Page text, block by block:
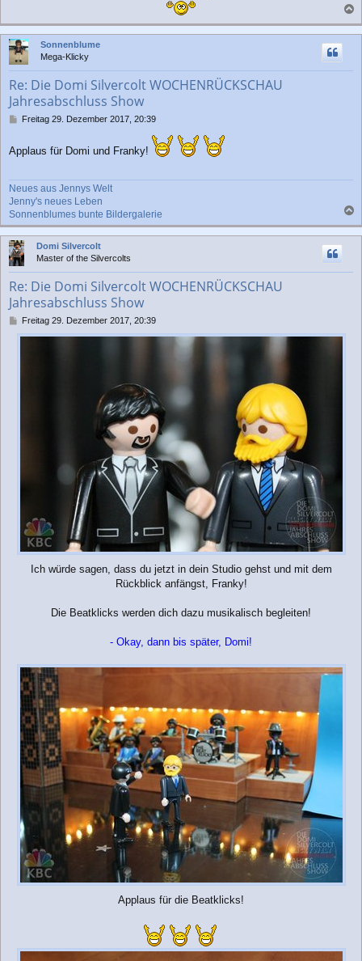
a
c
Sonnenblume
Mega-Klicky
Re: Die Domi Silvercolt WOCHENRÜCKSCHAU
Jahresabschluss Show
B
t
a
g
Freitag 29. Dezember 2017, 20:39
Applaus für Domi und Franky!
Neues aus Jennys Welt
Jenny's neues Leben
Sonnenblumes bunte Bildergalerie
a
c
Domi Silvercolt
Master of the Silvercolts
Re: Die Domi Silvercolt WOCHENRÜCKSCHAU
Jahresabschluss Show
B
e
Freitag 29. Dezember 2017, 20:39
Ich würde sagen, dass du jetzt in dein Studio gehst und mit dem
Rückblick anfängst, Franky!
Die Beatklicks werden dich dazu musikalisch begleiten!
- Okay, dann bis später, Domi!
Applaus für die Beatklicks!